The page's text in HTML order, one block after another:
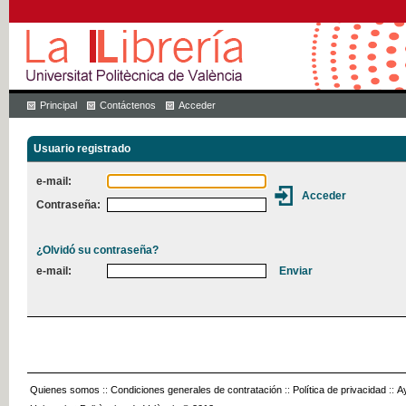
Principal Contáctenos Acceder
Usuario registrado
e-mail:
Contraseña:
¿Olvidó su contraseña?
e-mail:
Quienes somos :: Condiciones generales de contratación :: Política de privacidad ::